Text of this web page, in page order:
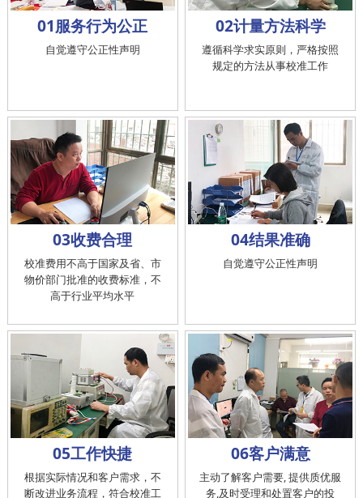
01服务行为公正
自觉遵守公正性声明
02计量方法科学
遵循科学求实原则，严格按照
规定的方法从事校准工作
03收费合理
校准费用不高于国家及省、市
物价部门批准的收费标准，不
高于行业平均水平
04结果准确
自觉遵守公正性声明
05工作快捷
根据实际情况和客户需求，不
断改进业务流程，符合校准工
06客户满意
主动了解客户需要, 提供质优服
务,及时受理和处置客户的投